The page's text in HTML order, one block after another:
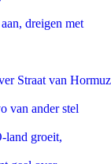
dreigen met
Straat van Hormuz
van ander stel
land groeit,